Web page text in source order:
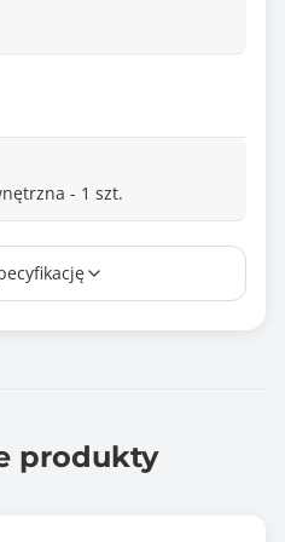
- 1 szt.
produkty